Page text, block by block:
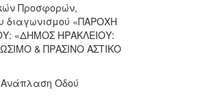
Προσφορών,
διαγωνισμού «ΠΑΡΟΧΗ
«ΔΗΜΟΣ ΗΡΑΚΛΕΙΟΥ:
& ΠΡΑΣΙΝΟ ΑΣΤΙΚΟ
Ανάπλαση Οδού